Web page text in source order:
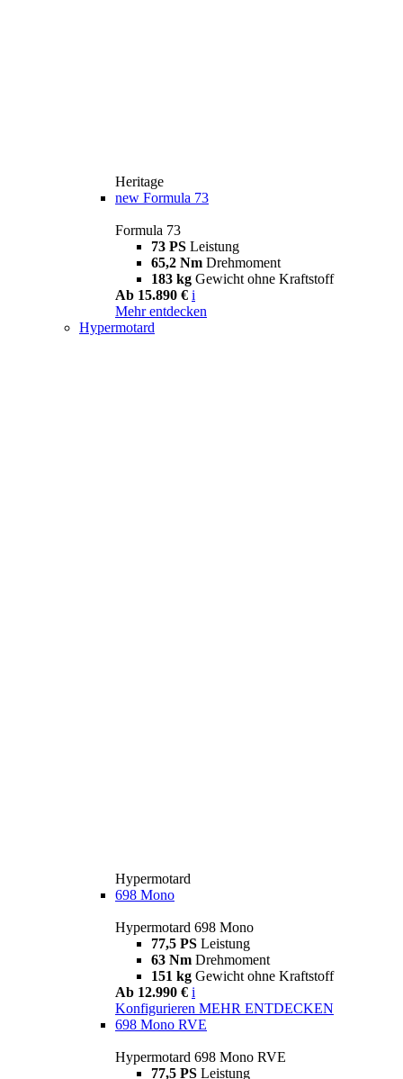
Heritage
new Formula 73
Formula 73
73 PS Leistung
65,2 Nm Drehmoment
183 kg Gewicht ohne Kraftstoff
Ab 15.890 € i
Mehr entdecken
Hypermotard
Hypermotard
698 Mono
Hypermotard 698 Mono
77,5 PS Leistung
63 Nm Drehmoment
151 kg Gewicht ohne Kraftstoff
Ab 12.990 € i
Konfigurieren MEHR ENTDECKEN
698 Mono RVE
Hypermotard 698 Mono RVE
77,5 PS Leistung